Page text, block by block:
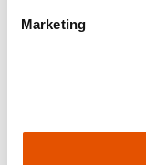
Marketing